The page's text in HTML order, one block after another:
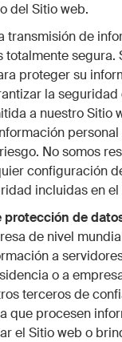
del Sitio web.
transmisión de
totalmente segura.
proteger su
la
a nuestro Sitio
No somos
configuración
incluidas en el
protección de
de nivel
a
o a
terceros de
que procesen
el Sitio web o